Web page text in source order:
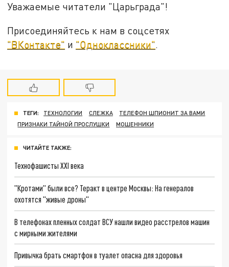
Уважаемые читатели "Царьграда"!
Присоединяйтесь к нам в соцсетях
"ВКонтакте" и "Одноклассники".
ТЕГИ: ТЕХНОЛОГИИ СЛЕЖКА
ТЕЛЕФОН ШПИОНИТ ЗА ВАМИ
ПРИЗНАКИ ТАЙНОЙ ПРОСЛУШКИ
МОШЕННИКИ
ЧИТАЙТЕ ТАКЖЕ:
Технофашисты XXI века
"Кротами" были все? Теракт в центре Москвы: На генералов
охотятся "живые дроны"
В телефонах пленных солдат ВСУ нашли видео расстрелов машин
с мирными жителями
Привычка брать смартфон в туалет опасна для здоровья